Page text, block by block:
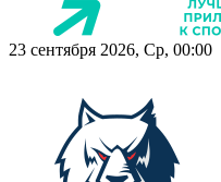
23 сентября 2026, Ср, 00:00